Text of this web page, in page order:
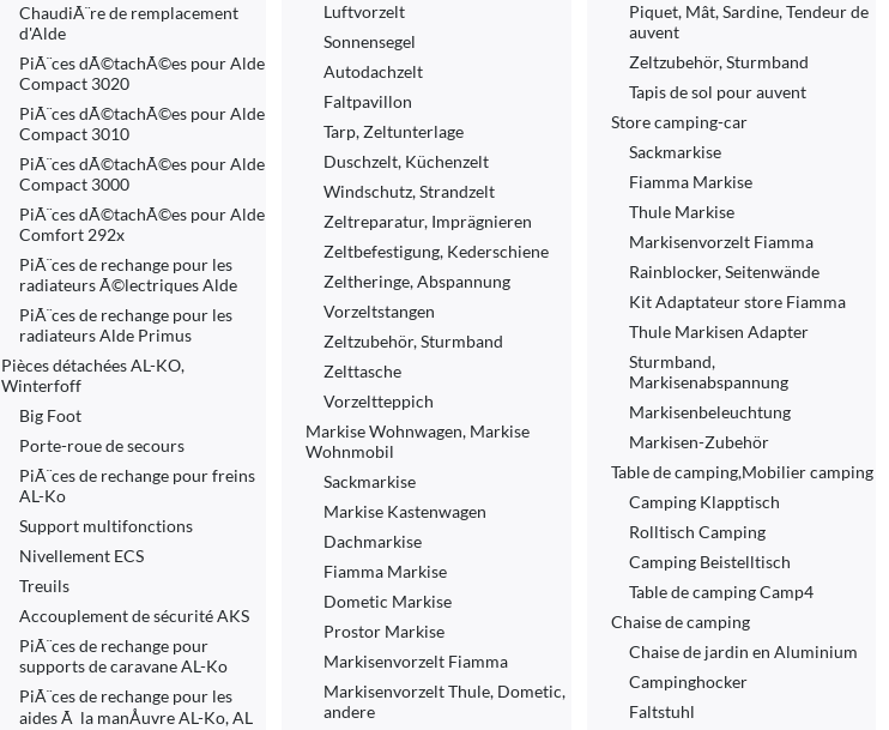
ChaudiÃ¨re de remplacement
d'Alde
PiÃ¨ces dÃ©tachÃ©es pour Alde
Compact 3020
PiÃ¨ces dÃ©tachÃ©es pour Alde
Compact 3010
PiÃ¨ces dÃ©tachÃ©es pour Alde
Compact 3000
PiÃ¨ces dÃ©tachÃ©es pour Alde
Comfort 292x
PiÃ¨ces de rechange pour les
radiateurs Ã©lectriques Alde
PiÃ¨ces de rechange pour les
radiateurs Alde Primus
Pièces détachées AL-KO,
Winterfoff
Big Foot
Porte-roue de secours
PiÃ¨ces de rechange pour freins
AL-Ko
Support multifonctions
Nivellement ECS
Treuils
Accouplement de sécurité AKS
PiÃ¨ces de rechange pour
supports de caravane AL-Ko
PiÃ¨ces de rechange pour les
aides Ã la manÅuvre AL-Ko, AL
Luftvorzelt
Sonnensegel
Autodachzelt
Faltpavillon
Tarp, Zeltunterlage
Duschzelt, Küchenzelt
Windschutz, Strandzelt
Zeltreparatur, Imprägnieren
Zeltbefestigung, Kederschiene
Zeltheringe, Abspannung
Vorzeltstangen
Zeltzubehör, Sturmband
Zelttasche
Vorzeltteppich
Markise Wohnwagen, Markise
Wohnmobil
Sackmarkise
Markise Kastenwagen
Dachmarkise
Fiamma Markise
Dometic Markise
Prostor Markise
Markisenvorzelt Fiamma
Markisenvorzelt Thule, Dometic,
andere
Piquet, Mât, Sardine, Tendeur de
auvent
Zeltzubehör, Sturmband
Tapis de sol pour auvent
Store camping-car
Sackmarkise
Fiamma Markise
Thule Markise
Markisenvorzelt Fiamma
Rainblocker, Seitenwände
Kit Adaptateur store Fiamma
Thule Markisen Adapter
Sturmband,
Markisenabspannung
Markisenbeleuchtung
Markisen-Zubehör
Table de camping,Mobilier camping
Camping Klapptisch
Rolltisch Camping
Camping Beistelltisch
Table de camping Camp4
Chaise de camping
Chaise de jardin en Aluminium
Campinghocker
Faltstuhl